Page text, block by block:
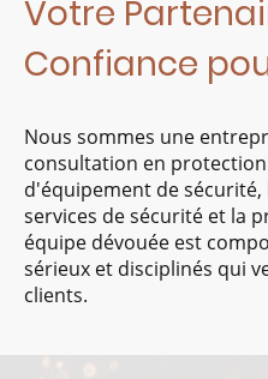
Votre
Confiance
Nous sommes une
consultation en
d'équipement de
services de sécurité et la
équipe dévouée est
sérieux et disciplinés qui
clients.